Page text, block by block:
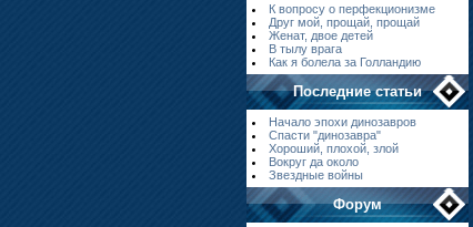
К вопросу о перфекционизме
Друг мой, прощай, прощай
Женат, двое детей
В тылу врага
Как я болела за Голландию
Последние статьи
Начало эпохи динозавров
Спасти "динозавра"
Хороший, плохой, злой
Вокруг да около
Звездные войны
Форум